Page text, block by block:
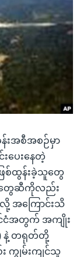
န်းအစီအစဉ်မှာ
ပေးနေတဲ့
ြစ်ထွန်းခဲ့သူတွေ
တွေဆီကိုလည်း
အကြောင်းသိ
င်ငံအတွက် အကျိုး
နဲ့ တရုတ်တို့
ကျွမ်းကျင်သူ